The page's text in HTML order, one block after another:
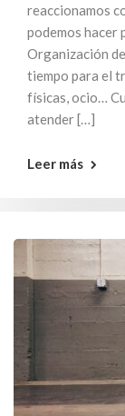
reaccionamos
podemos hacer
Organización
tiempo para el
físicas, ocio…
atender […]
Leer más